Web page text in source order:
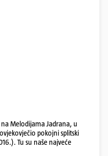
na Melodijama Jadrana, u
pokojni splitski
Tu su naše najveće